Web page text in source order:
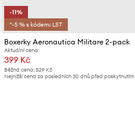
-11%
*-5 % s kódem: LST
Boxerky Aeronautica Militare 2-pack
Aktuální cena:
399 Kč
Běžná cena: 529 Kč
Nejnižší cena za posledních 30 dnů před poskytnutím